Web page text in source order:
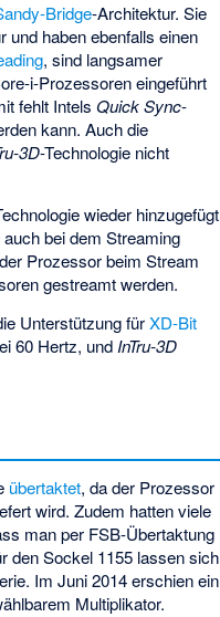
Bridge-Architektur. Sie
haben ebenfalls einen
, sind langsamer
i-Prozessoren eingeführt
fehlt IntelsQuick Sync-
kann. Auch die
3D-Technologie nicht
wieder hinzugefügt
bei dem Streaming
Prozessor beim Stream
gestreamt werden.
Unterstützung fürXD-Bit
60 Hertz, und InTru-3D
übertaktet, da der Prozessor
wird. Zudem hatten viele
man per FSB-Übertaktung
den Sockel 1155 lassen sich
Im Juni 2014 erschien ein
Multiplikator.